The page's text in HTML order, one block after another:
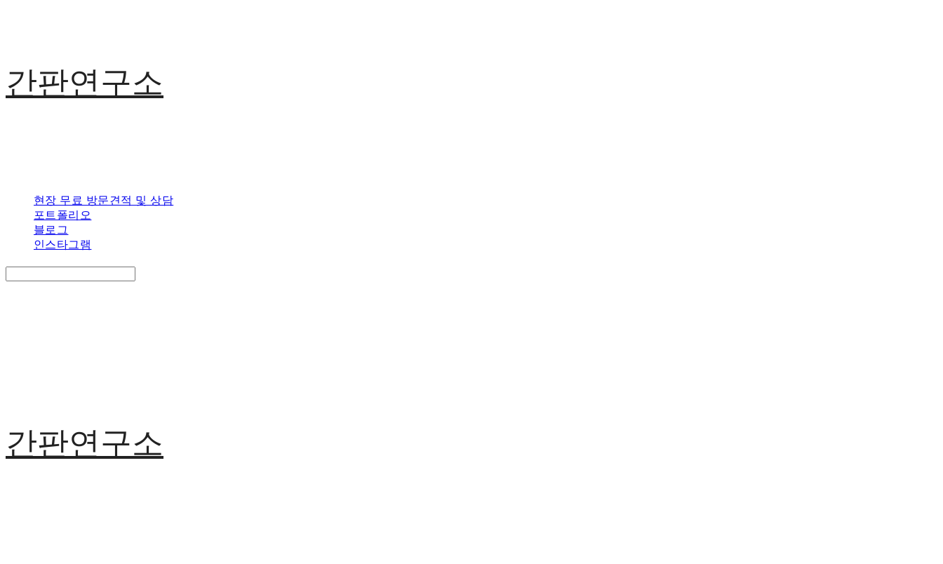
간판연구소
현장 무료 방문견적 및 상담
포트폴리오
블로그
인스타그램
간판연구소